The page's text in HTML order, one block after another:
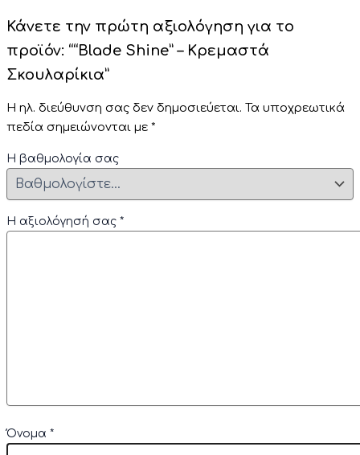
Κάνετε την πρώτη αξιολόγηση για το
προϊόν: ““Blade Shine” – Κρεμαστά
Σκουλαρίκια”
Η ηλ. διεύθυνση σας δεν δημοσιεύεται. Τα υποχρεωτικά
πεδία σημειώνονται με *
Η βαθμολογία σας
Η αξιολόγησή σας *
Όνομα *